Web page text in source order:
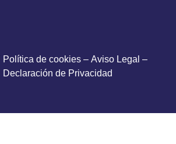
Política de cookies –Aviso Legal –
Declaración de Privacidad